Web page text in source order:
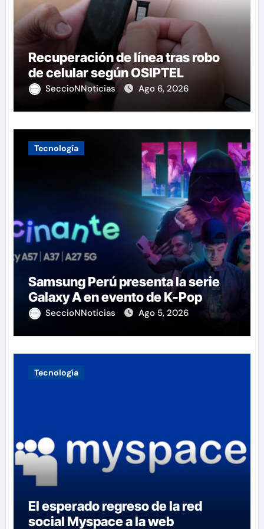
Recuperación de línea tras robo
de celular según OSIPTEL
SeccioNNoticias Ago 6, 2026
Tecnología
Samsung Perú presenta la serie
Galaxy A en evento de K-Pop
SeccioNNoticias Ago 5, 2026
Tecnología
El esperado regreso de la red
social Myspace a la web